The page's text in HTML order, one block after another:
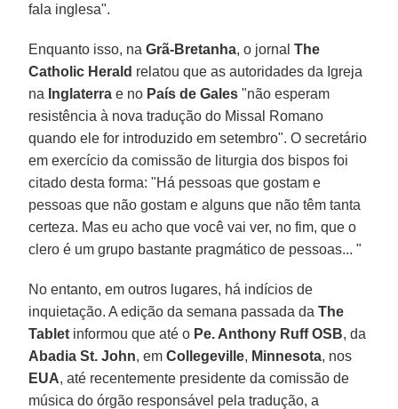
fala inglesa".
Enquanto isso, naGrã-Bretanha, o jornalThe
Catholic Herald relatou que as autoridades da Igreja
na Inglaterra e no País de Gales "não esperam
resistência à nova tradução do Missal Romano
quando ele for introduzido em setembro". O secretário
em exercício da comissão de liturgia dos bispos foi
citado desta forma: "Há pessoas que gostam e
pessoas que não gostam e alguns que não têm tanta
certeza. Mas eu acho que você vai ver, no fim, que o
clero é um grupo bastante pragmático de pessoas... "
No entanto, em outros lugares, há indícios de
inquietação. A edição da semana passada daThe
Tablet informou que até o Pe. Anthony Ruff OSB, da
Abadia St. John, emCollegeville, Minnesota, nos
EUA, até recentemente presidente da comissão de
música do órgão responsável pela tradução, a